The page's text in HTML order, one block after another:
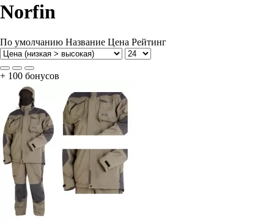
Norfin
По умолчанию Название Цена Рейтинг
+ 100 бонусов